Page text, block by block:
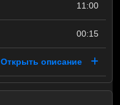
11:00
00:15
Открыть описание